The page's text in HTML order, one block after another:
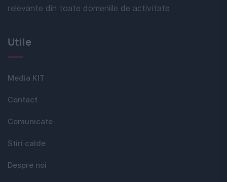
relevante din toate domeniile de activitate
Utile
Media KIT
Contact
Comunicate
Stiri calde
Despre noi